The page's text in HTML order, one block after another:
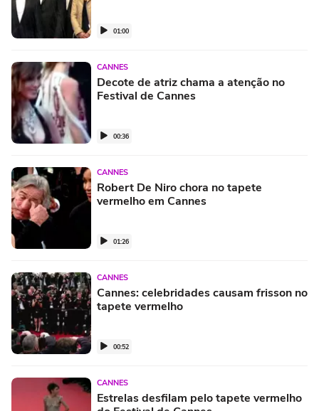
01:00
CANNES
Decote de atriz chama a atenção no
Festival de Cannes
00:36
CANNES
Robert De Niro chora no tapete
vermelho em Cannes
01:26
CANNES
Cannes: celebridades causam frisson no
tapete vermelho
00:52
CANNES
Estrelas desfilam pelo tapete vermelho